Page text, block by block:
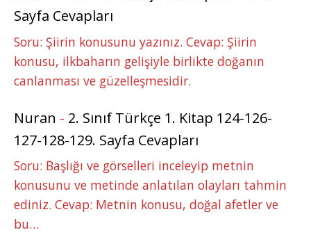
Sayfa Cevapları
Soru: Şiirin konusunu yazınız. Cevap: Şiirin
konusu, ilkbaharın gelişiyle birlikte doğanın
canlanması ve güzelleşmesidir.
Nuran - 2. Sınıf Türkçe 1. Kitap 124-126-
127-128-129. Sayfa Cevapları
Soru: Başlığı ve görselleri inceleyip metnin
konusunu ve metinde anlatılan olayları tahmin
ediniz. Cevap: Metnin konusu, doğal afetler ve
bu…